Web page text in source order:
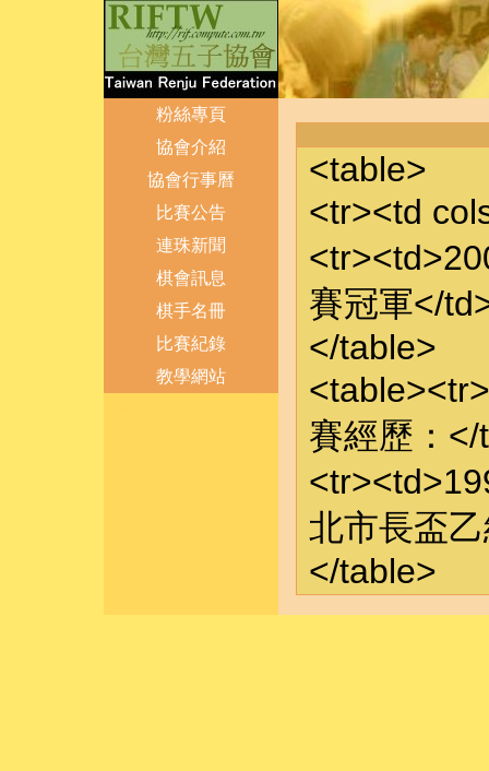
粉絲專頁
協會介紹
協會行事曆
比賽公告
連珠新聞
棋會訊息
棋手名冊
比賽紀錄
教學網站
<table>
<tr><td
賽冠軍</
</table>
賽經歷：
北市長盃
</table>